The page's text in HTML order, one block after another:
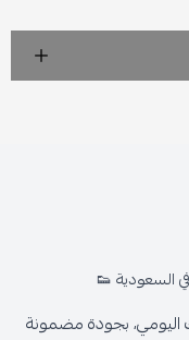
السعودية 👟
اليومي، بجودة مضمونة